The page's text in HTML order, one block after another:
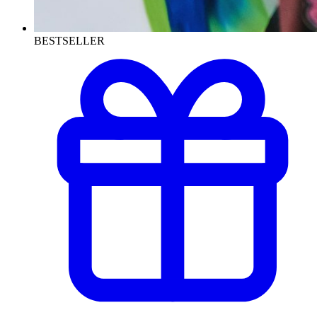
BESTSELLER